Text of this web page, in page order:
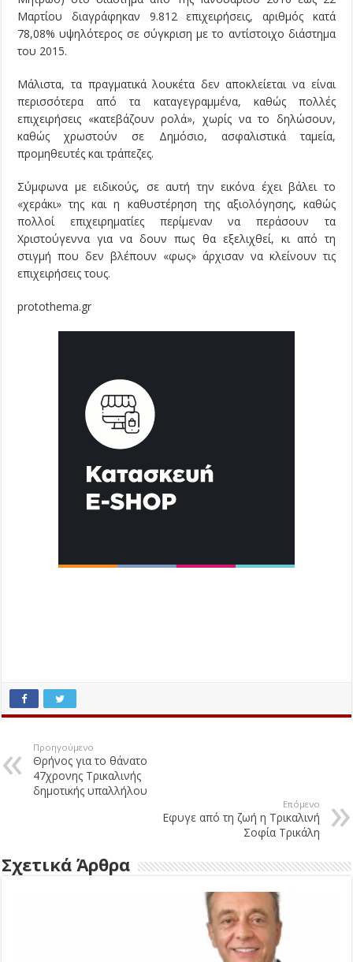
Μαρτίου διαγράφηκαν 9.812 επιχειρήσεις, αριθμός κατά
78,08% υψηλότερος σε σύγκριση με το αντίστοιχο διάστημα
του 2015.
Μάλιστα, τα πραγματικά λουκέτα δεν αποκλείεται να είναι
περισσότερα από τα καταγεγραμμένα, καθώς πολλές
επιχειρήσεις «κατεβάζουν ρολά», χωρίς να το δηλώσουν,
καθώς χρωστούν σε Δημόσιο, ασφαλιστικά ταμεία,
προμηθευτές και τράπεζες.
Σύμφωνα με ειδικούς, σε αυτή την εικόνα έχει βάλει το
«χεράκι» της και η καθυστέρηση της αξιολόγησης, καθώς
πολλοί επιχειρηματίες περίμεναν να περάσουν τα
Χριστούγεννα για να δουν πως θα εξελιχθεί, κι από τη
στιγμή που δεν βλέπουν «φως» άρχισαν να κλείνουν τις
επιχειρήσεις τους.
protothema.gr
Προηγούμενο
Θρήνος για το θάνατο
47χρονης Τρικαλινής
δημοτικής υπαλλήλου
Επόμενο
Εφυγε από τη ζωή η Τρικαλινή
Σοφία Τρικάλη
Σχετικά Άρθρα